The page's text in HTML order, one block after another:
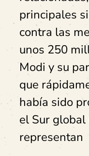
principales
contra las
unos 250
Modi y su
que
había sido
el Sur global
representan